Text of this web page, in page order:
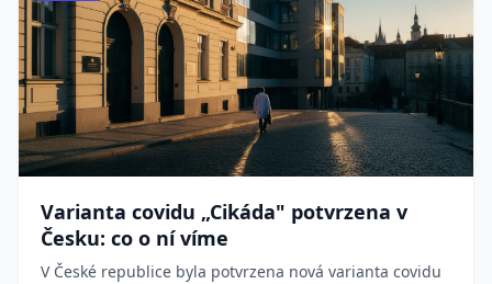
Varianta covidu „Cikáda" potvrzena v
Česku: co o ní víme
V České republice byla potvrzena nová varianta covidu